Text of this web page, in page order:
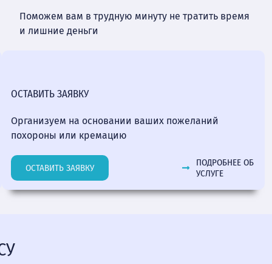
Поможем вам в трудную минуту не тратить время
и лишние деньги
ОСТАВИТЬ ЗАЯВКУ
Организуем на основании ваших пожеланий
похороны или кремацию
ОСТАВИТЬ ЗАЯВКУ
ПОДРОБНЕЕ ОБ
УСЛУГЕ